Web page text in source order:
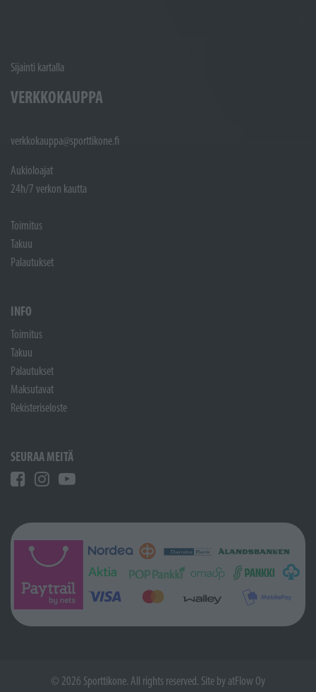
Sijainti kartalla
VERKKOKAUPPA
verkkokauppa@sporttikone.fi
Aukioloajat
24h/7 verkon kautta
Toimitus
Takuu
Palautukset
INFO
Toimitus
Takuu
Palautukset
Maksutavat
Rekisteriseloste
SEURAA MEITÄ
© 2026 Sporttikone. All rights reserved. Site by atFlow Oy